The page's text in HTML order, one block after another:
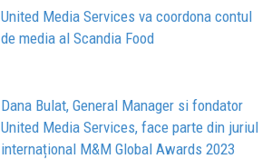
United Media Services va coordona contul
de media al Scandia Food
Dana Bulat, General Manager si fondator
United Media Services, face parte din juriul
internațional M&M Global Awards 2023